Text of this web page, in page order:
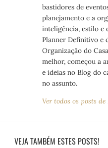
bastidores de
planejamento e a
inteligência, estilo e
Planner Definitivo e
Organização do
melhor, começou a
e ideias no Blog do
no assunto.
Ver todos os posts
VEJA TAMBÉM ESTES POSTS!